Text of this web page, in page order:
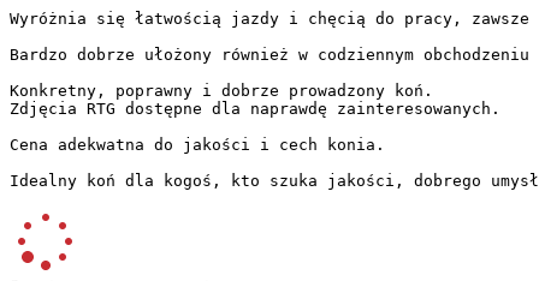
Wyróżnia się łatwością jazdy i chęcią do pracy, zawsze
Bardzo dobrze ułożony również w codziennym
Konkretny, poprawny i dobrze prowadzony koń.
Zdjęcia RTG dostępne dla naprawdę zainteresowanych.
Cena adekwatna do jakości i cech konia.
Idealny koń dla kogoś, kto szuka jakości, dobrego